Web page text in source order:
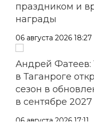
праздником и
награды
06 августа 2026 18:27
Андрей Фатеев:
в Таганроге
сезон в
в сентябре 2027
06 августа 2026 17:11